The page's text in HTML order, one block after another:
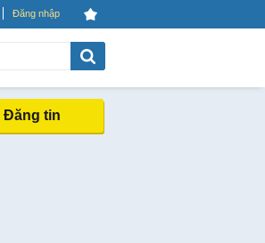
Đăng nhập
Đăng tin